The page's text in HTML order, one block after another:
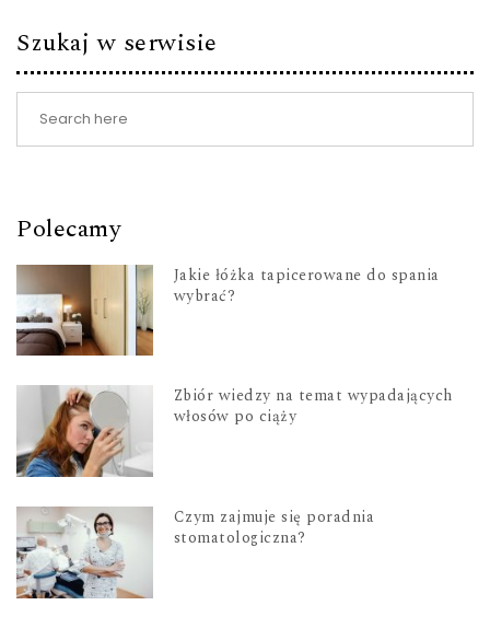
Szukaj w serwisie
Polecamy
Jakie łóżka tapicerowane do spania
wybrać?
Zbiór wiedzy na temat wypadających
włosów po ciąży
Czym zajmuje się poradnia
stomatologiczna?